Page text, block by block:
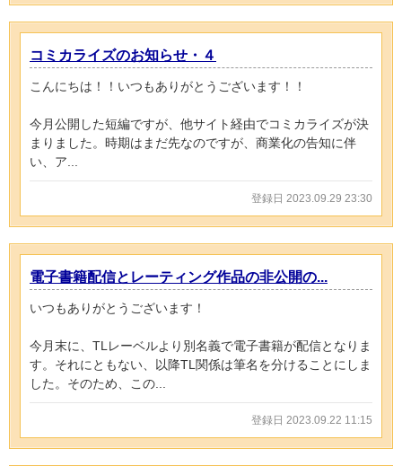
コミカライズのお知らせ・４
こんにちは！！いつもありがとうございます！！
今月公開した短編ですが、他サイト経由でコミカライズが決
まりました。時期はまだ先なのですが、商業化の告知に伴
い、ア...
登録日 2023.09.29 23:30
電子書籍配信とレーティング作品の非公開の...
いつもありがとうございます！
今月末に、TLレーベルより別名義で電子書籍が配信となりま
す。それにともない、以降TL関係は筆名を分けることにしま
した。そのため、この...
登録日 2023.09.22 11:15